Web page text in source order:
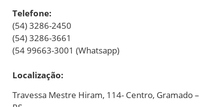
Telefone:
(54) 3286-2450
(54) 3286-3661
(54 99663-3001 (Whatsapp)
Localização:
Travessa Mestre Hiram, 114- Centro, Gramado –